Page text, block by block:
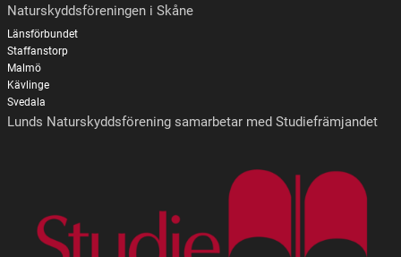
Naturskyddsföreningen i Skåne
Länsförbundet
Staffanstorp
Malmö
Kävlinge
Svedala
Lunds Naturskyddsförening samarbetar med Studiefrämjandet